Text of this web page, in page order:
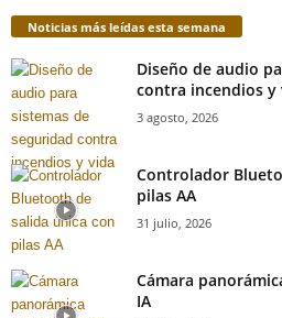
Noticias más leídas esta semana
Diseño de audio
contra incendios y
3 agosto, 2026
Controlador
pilas AA
31 julio, 2026
Cámara
IA